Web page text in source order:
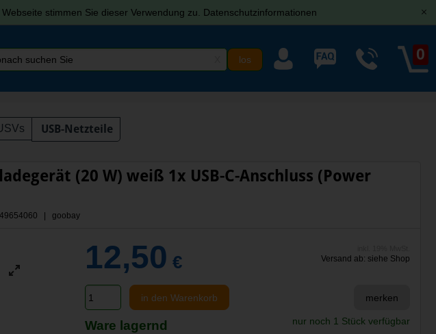
stimmen Sie dieser Verwendung zu. Datenschutzinformationen [x]
0
USB-Netzteile
(20 W) weiß 1x USB-C-Anschluss (Power
| goobay
12,50 € Versand ab: siehe Shop
in den Warenkorb merken
Ware lagernd nur noch 1 Stück verfügbar